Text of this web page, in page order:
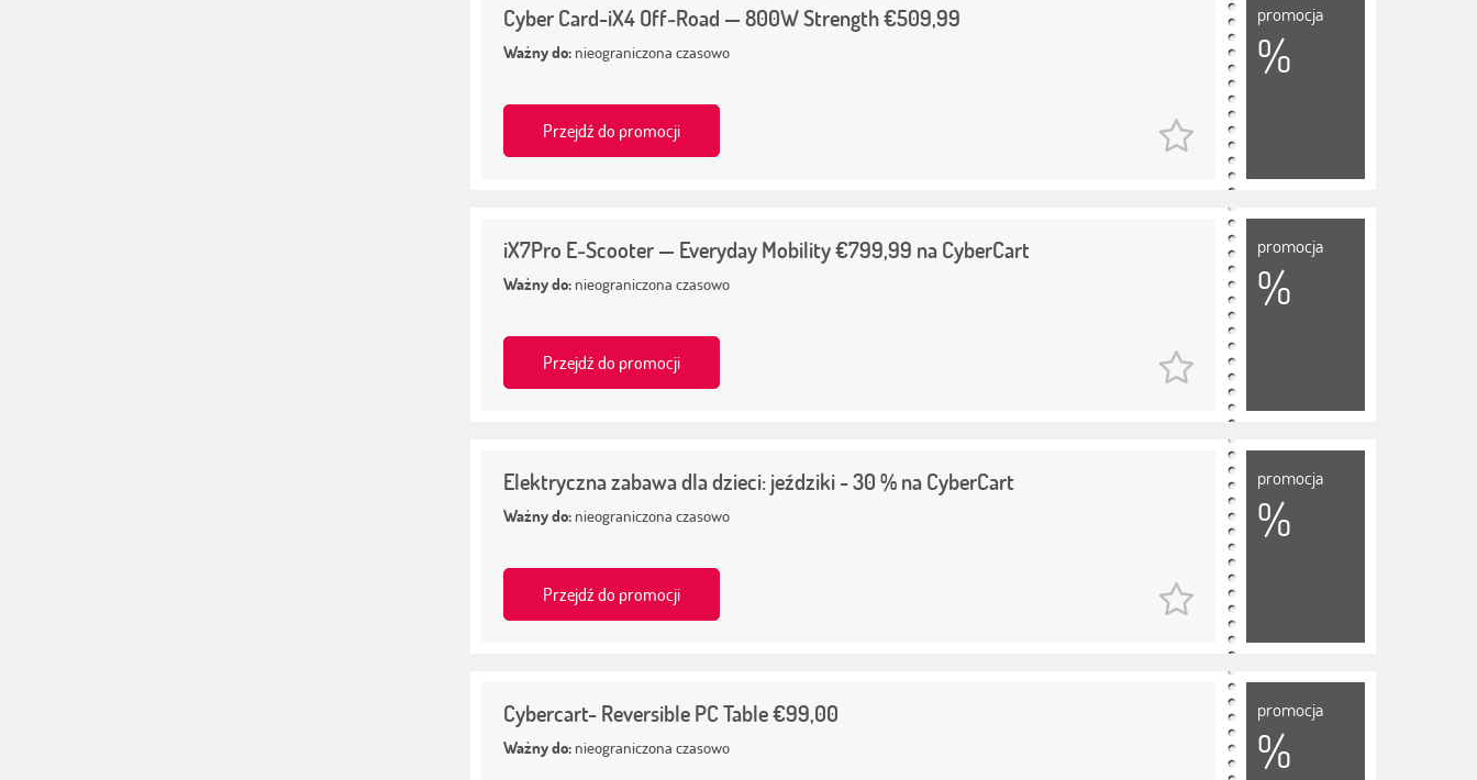
Cyber Card-iX4 Off‑Road — 800W Strength €509,99
Ważny do: nieograniczona czasowo
Przejdź do promocji
promocja
%
iX7Pro E‑Scooter — Everyday Mobility €799,99 na CyberCart
Ważny do: nieograniczona czasowo
Przejdź do promocji
promocja
%
Elektryczna zabawa dla dzieci: jeździki - 30 % na CyberCart
Ważny do: nieograniczona czasowo
Przejdź do promocji
promocja
%
Cybercart- Reversible PC Table €99,00
Ważny do: nieograniczona czasowo
promocja
%